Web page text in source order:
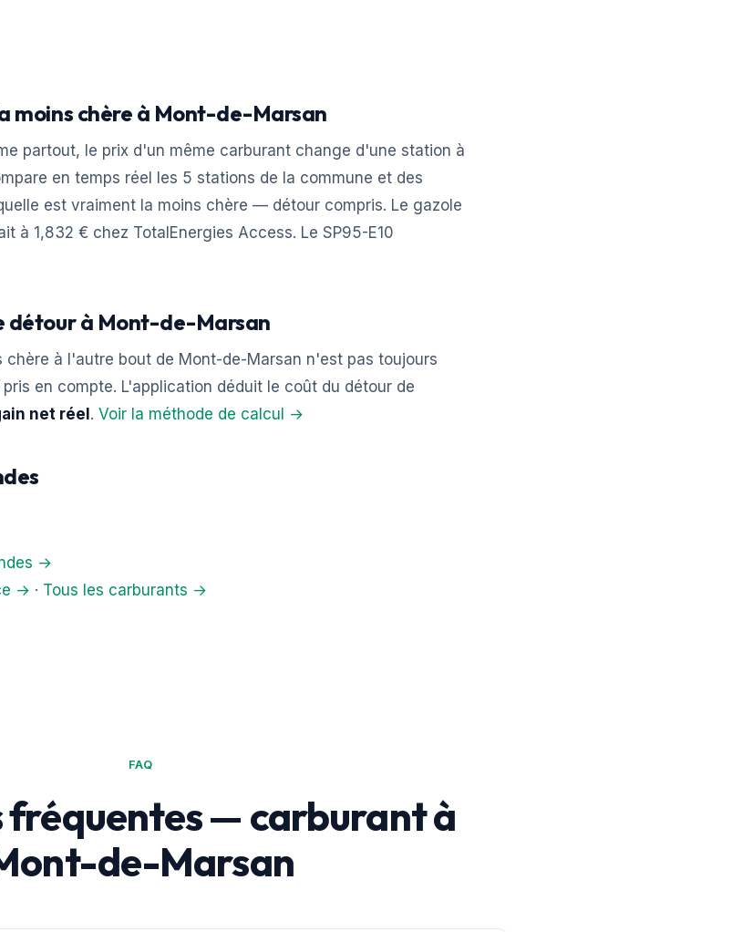
moins chère à Mont-de-Marsan
partout, le prix d'un même carburant change d'une station à
en temps réel les 5 stations de la commune et des
est vraiment la moins chère — détour compris. Le gazole
à 1,832 € chez TotalEnergies Access. Le SP95-E10
détour à Mont-de-Marsan
chère à l'autre bout de Mont-de-Marsan n'est pas toujours
en compte. L'application déduit le coût du détour de
net réel . Voir la méthode de calcul →
→
→ · Tous les carburants →
FAQ
fréquentes — carburant à
de-Marsan